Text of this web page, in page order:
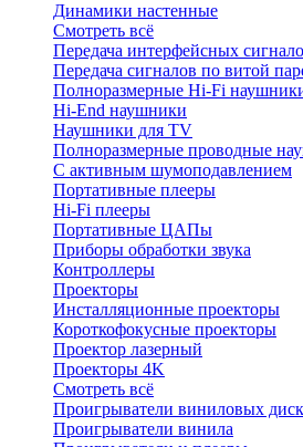
Динамики настенные
Смотреть всё
Передача интерфейсных
Передача сигналов по витой
Полноразмерные Hi-Fi
Hi-End наушники
Наушники для TV
Полноразмерные проводные
С активным шумоподавлением
Портативные плееры
Hi-Fi плееры
Портативные ЦАПы
Приборы обработки звука
Контроллеры
Проекторы
Инсталляционные проекторы
Короткофокусные проекторы
Проектор лазерный
Проекторы 4K
Смотреть всё
Проигрыватели виниловых
Проигрыватели винила